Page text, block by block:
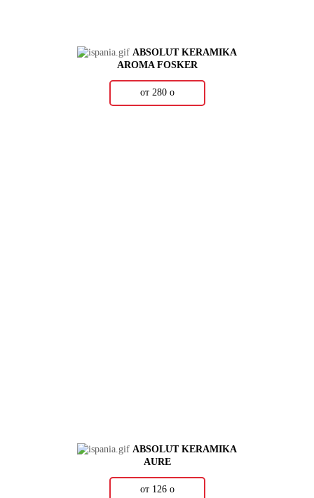
ABSOLUT KERAMIKA
AROMA FOSKER
от 280 о
ABSOLUT KERAMIKA
AURE
от 126 о